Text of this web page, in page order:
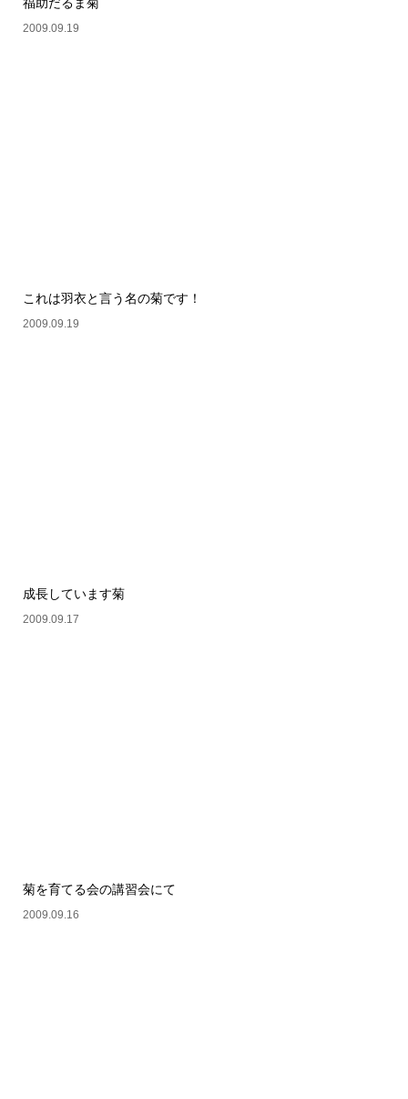
福助だるま菊
2009.09.19
これは羽衣と言う名の菊です！
2009.09.19
成長しています菊
2009.09.17
菊を育てる会の講習会にて
2009.09.16